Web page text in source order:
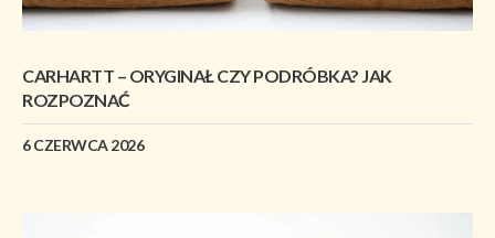
CARHARTT – ORYGINAŁ CZY PODRÓBKA? JAK
ROZPOZNAĆ
6 CZERWCA 2026